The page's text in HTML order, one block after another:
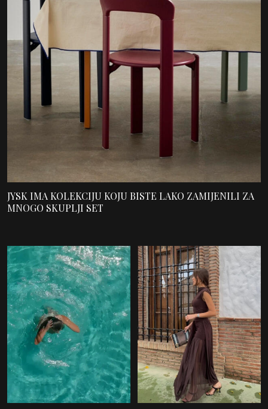
JYSK IMA KOLEKCIJU KOJU BISTE LAKO ZAMIJENILI ZA
MNOGO SKUPLJI SET